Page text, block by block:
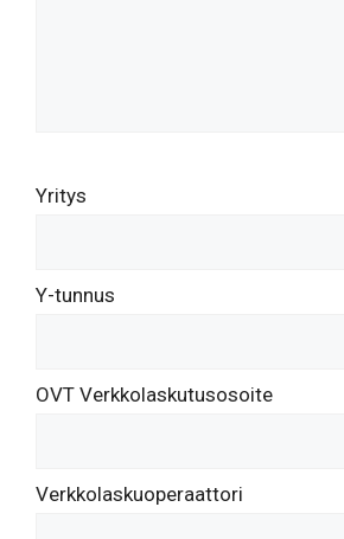
Yritys
Y-tunnus
OVT Verkkolaskutusosoite
Verkkolaskuoperaattori